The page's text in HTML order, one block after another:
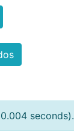
seconds).